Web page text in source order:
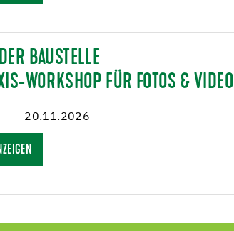
BAUSTELLE
WORKSHOP FÜR FOTOS &
20.11.2026